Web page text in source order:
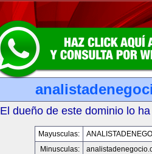
El dueño de este dominio lo
Mayusculas:
Minusculas: